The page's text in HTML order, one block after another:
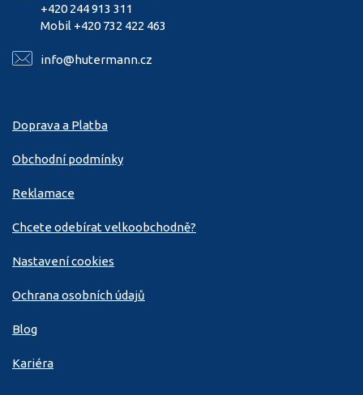
+420 244 913 311
Mobil +420 732 422 463
info@hutermann.cz
Doprava a Platba
Obchodní podmínky
Reklamace
Chcete odebírat velkoobchodně?
Nastavení cookies
Ochrana osobních údajů
Blog
Kariéra